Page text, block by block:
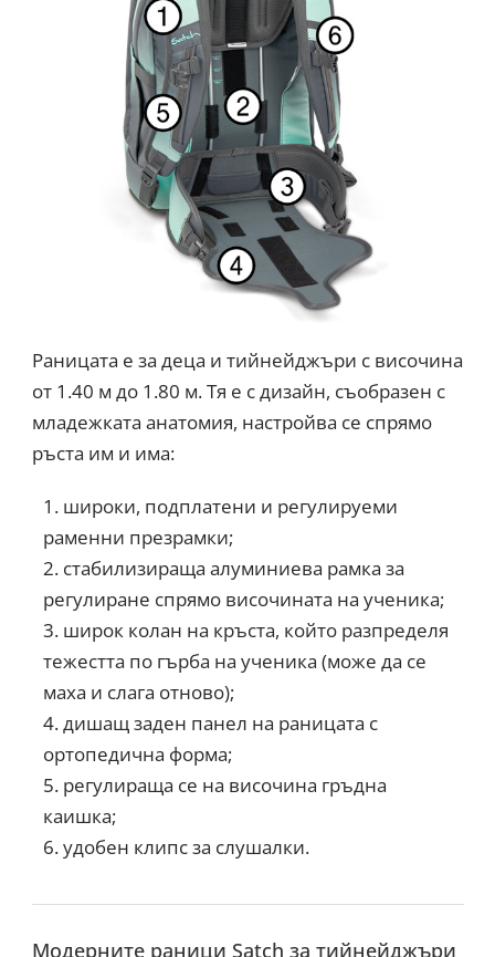
Раницата е за деца и тийнейджъри с височина
от 1.40 м до 1.80 м. Тя е с дизайн, съобразен с
младежката анатомия, настройва се спрямо
ръста им и има:
широки, подплатени и регулируеми
раменни презрамки;
стабилизираща алуминиева рамка за
регулиране спрямо височината на ученика;
широк колан на кръста, който разпределя
тежестта по гърба на ученика (може да се
маха и слага отново);
дишащ заден панел на раницата с
ортопедична форма;
регулираща се на височина гръдна
каишка;
удобен клипс за слушалки.
Модерните раници Satch за тийнейджъри